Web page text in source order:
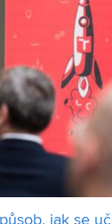
jak se